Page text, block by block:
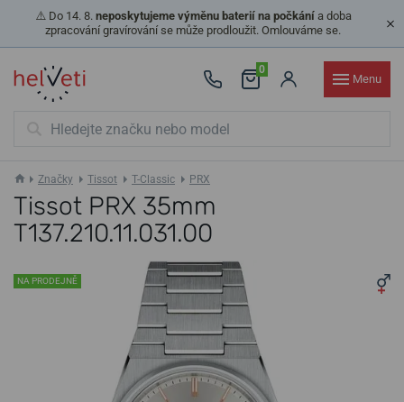
⚠️ Do 14. 8. neposkytujeme výměnu baterií na počkánía doba
zpracování gravírování se může prodloužit. Omlouváme se.
0
Menu
Značky Tissot T-Classic PRX
Tissot PRX 35mm
T137.210.11.031.00
NA PRODEJNĚ